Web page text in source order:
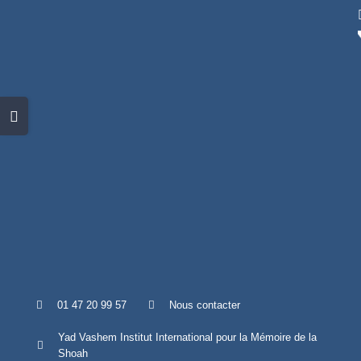
01 47 20 99 57 Nous contacter
Yad Vashem Institut International pour la Mémoire de la
Shoah
Sliding
Bar